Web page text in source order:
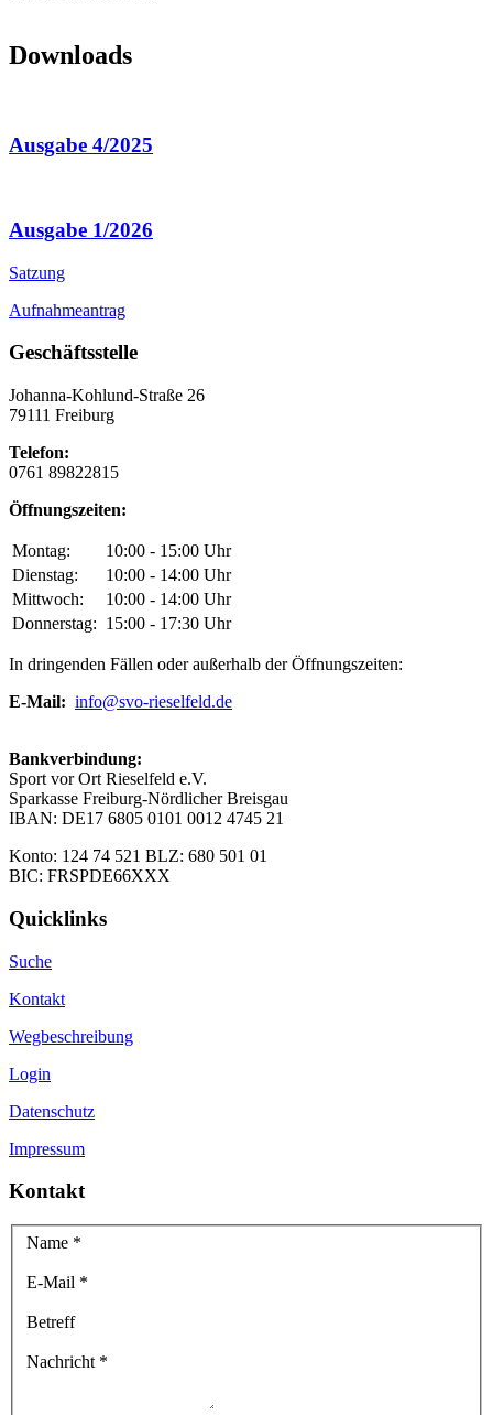
Downloads
Ausgabe 4/2025
Ausgabe 1/2026
Satzung
Aufnahmeantrag
Geschäftsstelle
Johanna-Kohlund-Straße 26
79111 Freiburg
Telefon:
0761 89822815
Öffnungszeiten:
Montag:
10:00 - 15:00 Uhr
Dienstag:
10:00 - 14:00 Uhr
Mittwoch:
10:00 - 14:00 Uhr
Donnerstag: 15:00 - 17:30 Uhr
In dringenden Fällen oder außerhalb der Öffnungszeiten:
E-Mail: info@svo-rieselfeld.de
Bankverbindung:
Sport vor Ort Rieselfeld e.V.
Sparkasse Freiburg-Nördlicher Breisgau
IBAN: DE17 6805 0101 0012 4745 21
Konto: 124 74 521 BLZ: 680 501 01
BIC: FRSPDE66XXX
Quicklinks
Suche
Kontakt
Wegbeschreibung
Login
Datenschutz
Impressum
Kontakt
Name *
E-Mail *
Betreff
Nachricht *